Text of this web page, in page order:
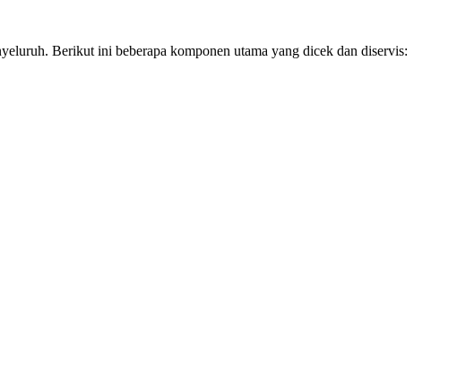
Berikut ini beberapa komponen utama yang dicek dan diservis: